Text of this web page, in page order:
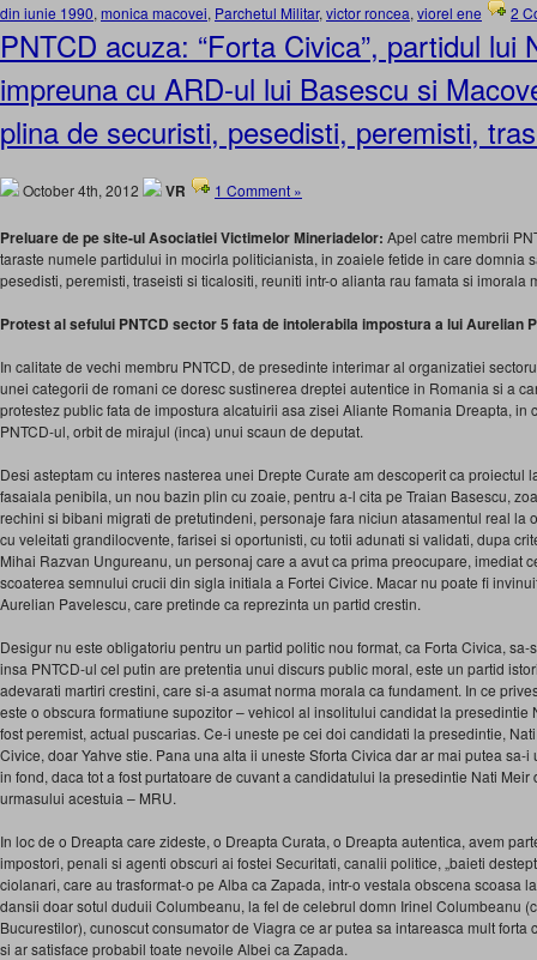
din iunie 1990, monica macovei, Parchetul Militar, victor roncea, viorel ene 2
PNTCD acuza: “Forta Civica”, partidul lui
impreuna cu ARD-ul lui Basescu si
plina de securisti, pesedisti, peremisti,
October 4th, 2012 VR 1 Comment »
Preluare de pe site-ul Asociatiei Victimelor Mineriadelor: Apel catre membrii
taraste numele partidului in mocirla politicianista, in zoaiele fetide in care domnia
pesedisti, peremisti, traseisti si ticalositi, reuniti intr-o alianta rau famata si imorala
Protest al sefului PNTCD sector 5 fata de intolerabila impostura a lui Aurelian
In calitate de vechi membru PNTCD, de presedinte interimar al organizatiei
unei categorii de romani ce doresc sustinerea dreptei autentice in Romania si a
protestez public fata de impostura alcatuirii asa zisei Aliante Romania Dreapta, in
PNTCD-ul, orbit de mirajul (inca) unui scaun de deputat.
Desi asteptam cu interes nasterea unei Drepte Curate am descoperit ca proiectul
fasaiala penibila, un nou bazin plin cu zoaie, pentru a-l cita pe Traian Basescu,
rechini si bibani migrati de pretutindeni, personaje fara niciun atasamentul real la
cu veleitati grandilocvente, farisei si oportunisti, cu totii adunati si validati, dupa
Mihai Razvan Ungureanu, un personaj care a avut ca prima preocupare, imediat
scoaterea semnului crucii din sigla initiala a Fortei Civice. Macar nu poate fi
Aurelian Pavelescu, care pretinde ca reprezinta un partid crestin.
Desigur nu este obligatoriu pentru un partid politic nou format, ca Forta Civica,
insa PNTCD-ul cel putin are pretentia unui discurs public moral, este un partid
adevarati martiri crestini, care si-a asumat norma morala ca fundament. In ce
este o obscura formatiune supozitor – vehicol al insolitului candidat la presedintie
fost peremist, actual puscarias. Ce-i uneste pe cei doi candidati la presedintie,
Civice, doar Yahve stie. Pana una alta ii uneste Sforta Civica dar ar mai putea sa-
in fond, daca tot a fost purtatoare de cuvant a candidatului la presedintie Nati Meir
urmasului acestuia – MRU.
In loc de o Dreapta care zideste, o Dreapta Curata, o Dreapta autentica, avem
impostori, penali si agenti obscuri ai fostei Securitati, canalii politice, „baieti
ciolanari, care au trasformat-o pe Alba ca Zapada, intr-o vestala obscena scoasa
dansii doar sotul duduii Columbeanu, la fel de celebrul domn Irinel Columbeanu
Bucurestilor), cunoscut consumator de Viagra ce ar putea sa intareasca mult forta
si ar satisface probabil toate nevoile Albei ca Zapada.